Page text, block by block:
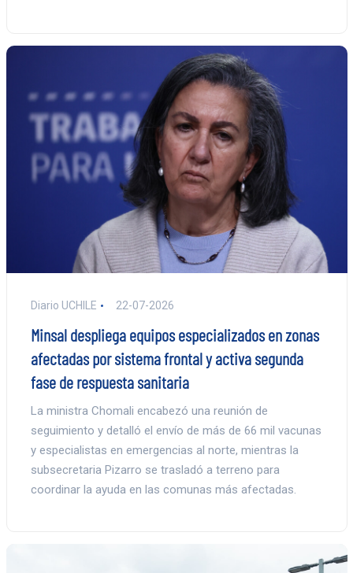
Diario UCHILE 22-07-2026
Minsal despliega equipos especializados en zonas
afectadas por sistema frontal y activa segunda
fase de respuesta sanitaria
La ministra Chomali encabezó una reunión de
seguimiento y detalló el envío de más de 66 mil vacunas
y especialistas en emergencias al norte, mientras la
subsecretaria Pizarro se trasladó a terreno para
coordinar la ayuda en las comunas más afectadas.